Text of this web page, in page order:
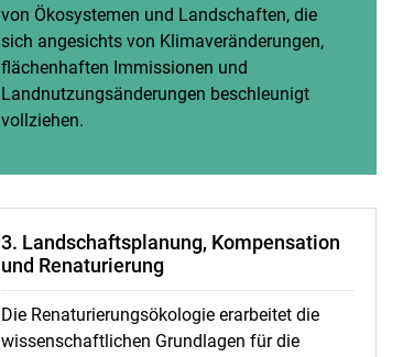
von Ökosystemen und Landschaften, die
sich angesichts von Klimaveränderungen,
flächenhaften Immissionen und
Landnutzungsänderungen beschleunigt
vollziehen.
3. Landschaftsplanung, Kompensation
und Renaturierung
Die Renaturierungsökologie erarbeitet die
wissenschaftlichen Grundlagen für die